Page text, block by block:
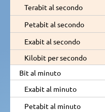
Terabit al secondo
Petabit al secondo
Exabit al secondo
Kilobit per secondo
Bit al minuto
Exabit al minuto
Petabit al minuto